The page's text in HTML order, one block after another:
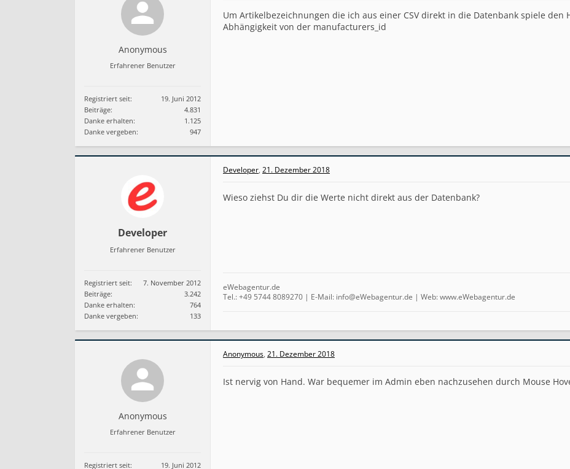
Anonymous
Erfahrener Benutzer
Registriert seit:
19. Juni 2012
Beiträge:
4.831
Danke erhalten:
1.125
Danke vergeben:
947
Um Artikelbezeichnungen die ich aus einer CSV direkt in die Datenbank spiele
Abhängigkeit von der manufacturers_id
Developer
Erfahrener Benutzer
Registriert seit:
7. November 2012
Beiträge:
3.242
Danke erhalten:
764
Danke vergeben:
133
Developer, 21. Dezember 2018
Wieso ziehst Du dir die Werte nicht direkt aus der Datenbank?
eWebagentur.de
Tel.: +49 5744 8089270 | E-Mail: info@eWebagentur.de | Web: www.eWebagentur.de
Anonymous
Erfahrener Benutzer
Registriert seit: 19. Juni 2012
Anonymous, 21. Dezember 2018
Ist nervig von Hand. War bequemer im Admin eben nachzusehen durch Mouse